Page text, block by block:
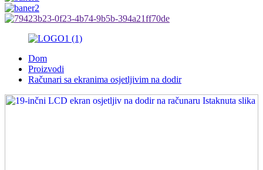
Dom
Proizvodi
Računari sa ekranima osjetljivim na dodir